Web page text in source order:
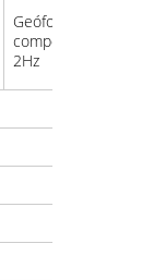
Geófono de 3
componentes tipo B
2Hz